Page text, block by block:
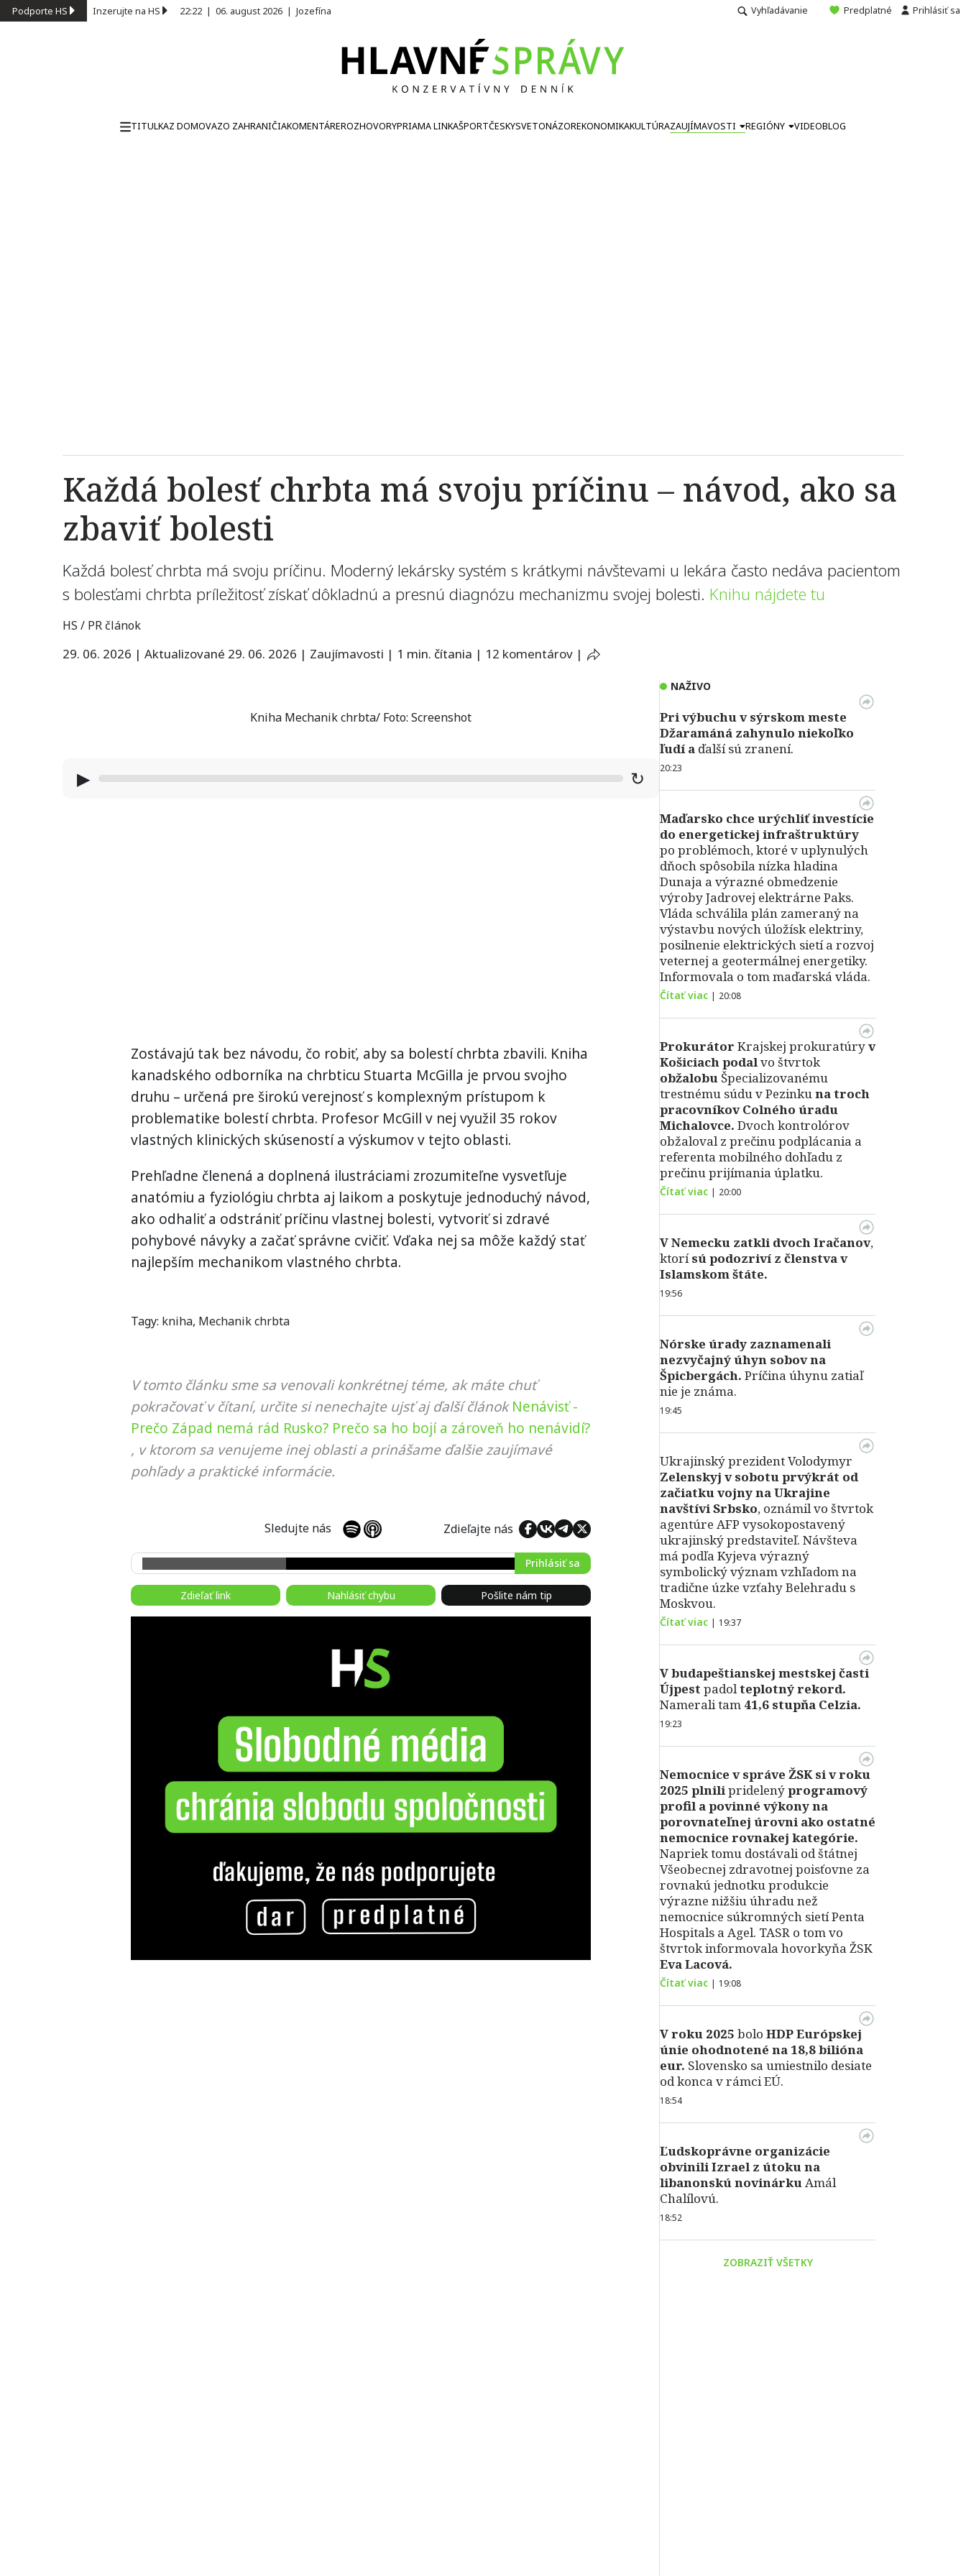
Podporte HS Inzerujte na HS 22:22 | 06. august 2026 | Jozefína Vyhľadávanie Predplatné Prihlásiť sa
TITULKAZ DOMOVAZO ZAHRANIČIAKOMENTÁREROZHOVORYPRIAMA LINKAŠPORTČESKYSVETONÁZOREKONOMIKAKULTÚRAZAUJÍMAVOSTI REGIÓNY VIDEOBLOG
Každá bolesť chrbta má svoju príčinu – návod, ako sa
zbaviť bolesti
Každá bolesť chrbta má svoju príčinu. Moderný lekársky systém s krátkymi návštevami u lekára často nedáva pacientom
s bolesťami chrbta príležitosť získať dôkladnú a presnú diagnózu mechanizmu svojej bolesti. Knihu nájdete tu
HS / PR článok
29. 06. 2026 | Aktualizované 29. 06. 2026 | Zaujímavosti | 1 min. čítania | 12 komentárov |
Kniha Mechanik chrbta/ Foto: Screenshot
▶ ↻
Zostávajú tak bez návodu, čo robiť, aby sa bolestí chrbta zbavili. Kniha
kanadského odborníka na chrbticu Stuarta McGilla je prvou svojho
druhu – určená pre širokú verejnosť s komplexným prístupom k
problematike bolestí chrbta. Profesor McGill v nej využil 35 rokov
vlastných klinických skúseností a výskumov v tejto oblasti.
Prehľadne členená a doplnená ilustráciami zrozumiteľne vysvetľuje
anatómiu a fyziológiu chrbta aj laikom a poskytuje jednoduchý návod,
ako odhaliť a odstrániť príčinu vlastnej bolesti, vytvoriť si zdravé
pohybové návyky a začať správne cvičiť. Vďaka nej sa môže každý stať
najlepším mechanikom vlastného chrbta.
Tagy: kniha, Mechanik chrbta
V tomto článku sme sa venovali konkrétnej téme, ak máte chuť
pokračovať v čítaní, určite si nenechajte ujsť aj ďalší článok Nenávisť -
Prečo Západ nemá rád Rusko? Prečo sa ho bojí a zároveň ho nenávidí?
, v ktorom sa venujeme inej oblasti a prinášame ďalšie zaujímavé
pohľady a praktické informácie.
Sledujte nás Zdieľajte nás
Prihlásiť sa
Zdieľať link Nahlásiť chybu Pošlite nám tip
NAŽIVO
Pri výbuchu v sýrskom meste
Džaramáná zahynulo niekoľko
ľudí a ďalší sú zranení.
20:23
Maďarsko chce urýchliť investície
do energetickej infraštruktúry
po problémoch, ktoré v uplynulých
dňoch spôsobila nízka hladina
Dunaja a výrazné obmedzenie
výroby Jadrovej elektrárne Paks.
Vláda schválila plán zameraný na
výstavbu nových úložísk elektriny,
posilnenie elektrických sietí a rozvoj
veternej a geotermálnej energetiky.
Informovala o tom maďarská vláda.
Čítať viac | 20:08
Prokurátor Krajskej prokuratúryv
Košiciach podalvo štvrtok
obžalobu Špecializovanému
trestnému súdu v Pezinkuna troch
pracovníkov Colného úradu
Michalovce. Dvoch kontrolórov
obžaloval z prečinu podplácania a
referenta mobilného dohľadu z
prečinu prijímania úplatku.
Čítať viac | 20:00
V Nemecku zatkli dvoch Iračanov,
ktorísú podozriví z členstva v
Islamskom štáte.
19:56
Nórske úrady zaznamenali
nezvyčajný úhyn sobov na
Špicbergách. Príčina úhynu zatiaľ
nie je známa.
19:45
Ukrajinský prezident Volodymyr
Zelenskyj v sobotu prvýkrát od
začiatku vojny na Ukrajine
navštívi Srbsko, oznámil vo štvrtok
agentúre AFP vysokopostavený
ukrajinský predstaviteľ. Návšteva
má podľa Kyjeva výrazný
symbolický význam vzhľadom na
tradične úzke vzťahy Belehradu s
Moskvou.
Čítať viac | 19:37
Vbudapeštianskej mestskej časti
Újpestpadolteplotný rekord.
Namerali tam 41,6 stupňa Celzia.
19:23
Nemocnice v správe ŽSK si v roku
2025 plnilipridelenýprogramový
profil a povinné výkony na
porovnateľnej úrovni ako ostatné
nemocnice rovnakej kategórie.
Napriek tomu dostávali od štátnej
Všeobecnej zdravotnej poisťovne za
rovnakú jednotku produkcie
výrazne nižšiu úhradu než
nemocnice súkromných sietí Penta
Hospitals a Agel. TASR o tom vo
štvrtok informovala hovorkyňa ŽSK
Eva Lacová.
Čítať viac | 19:08
V roku 2025 bolo HDPEurópskej
únie ohodnotené na 18,8 bilióna
eur. Slovensko sa umiestnilo desiate
od konca v rámci EÚ.
18:54
Ľudskoprávne organizácie
obvinili Izrael z útoku na
libanonskú novinárkuAmál
Chalílovú.
18:52
ZOBRAZIŤ VŠETKY